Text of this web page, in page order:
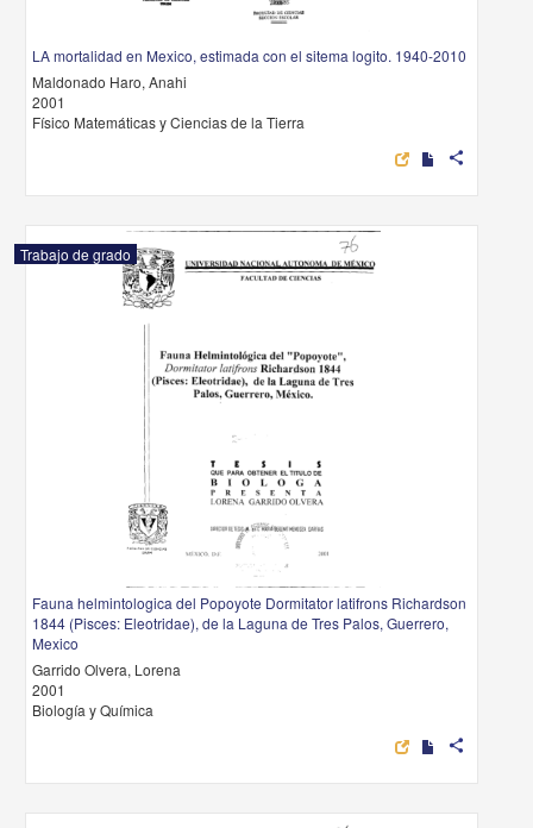
LA mortalidad en Mexico, estimada con el sitema logito. 1940-2010
Maldonado Haro, Anahi
2001
Físico Matemáticas y Ciencias de la Tierra
share
Trabajo de grado
Fauna helmintologica del Popoyote Dormitator latifrons Richardson
1844 (Pisces: Eleotridae), de la Laguna de Tres Palos, Guerrero,
Mexico
Garrido Olvera, Lorena
2001
Biología y Química
share